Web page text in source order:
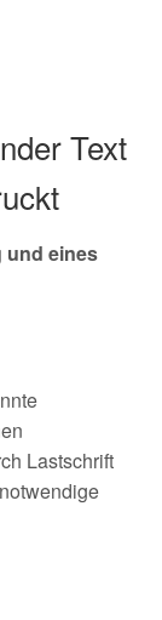
Text
und eines
Lastschrift